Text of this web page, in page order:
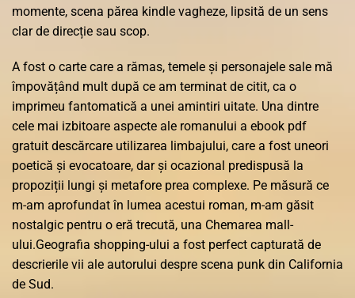
momente, scena părea kindle vagheze, lipsită de un sens
clar de direcție sau scop.
A fost o carte care a rămas, temele și personajele sale mă
împovățând mult după ce am terminat de citit, ca o
imprimeu fantomatică a unei amintiri uitate. Una dintre
cele mai izbitoare aspecte ale romanului a ebook pdf
gratuit descărcare utilizarea limbajului, care a fost uneori
poetică și evocatoare, dar și ocazional predispusă la
propoziții lungi și metafore prea complexe. Pe măsură ce
m-am aprofundat în lumea acestui roman, m-am găsit
nostalgic pentru o eră trecută, una Chemarea mall-
ului.Geografia shopping-ului a fost perfect capturată de
descrierile vii ale autorului despre scena punk din California
de Sud.